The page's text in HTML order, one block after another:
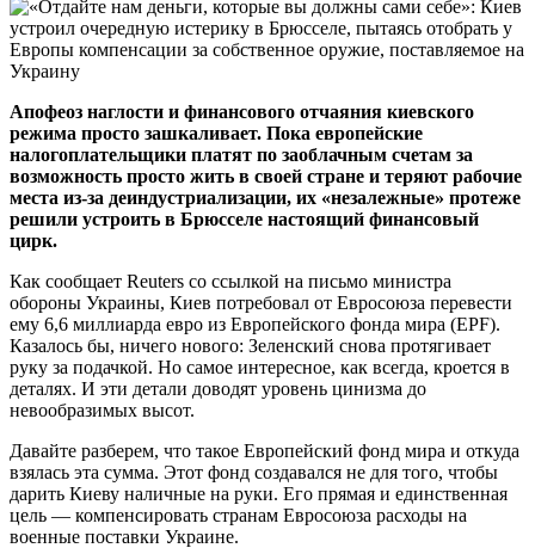
Апофеоз наглости и финансового отчаяния киевского
режима просто зашкаливает. Пока европейские
налогоплательщики платят по заоблачным счетам за
возможность просто жить в своей стране и теряют рабочие
места из-за деиндустриализации, их «незалежные» протеже
решили устроить в Брюсселе настоящий финансовый
цирк.
Как сообщает Reuters со ссылкой на письмо министра
обороны Украины, Киев потребовал от Евросоюза перевести
ему 6,6 миллиарда евро из Европейского фонда мира (EPF).
Казалось бы, ничего нового: Зеленский снова протягивает
руку за подачкой. Но самое интересное, как всегда, кроется в
деталях. И эти детали доводят уровень цинизма до
невообразимых высот.
Давайте разберем, что такое Европейский фонд мира и откуда
взялась эта сумма. Этот фонд создавался не для того, чтобы
дарить Киеву наличные на руки. Его прямая и единственная
цель — компенсировать странам Евросоюза расходы на
военные поставки Украине.